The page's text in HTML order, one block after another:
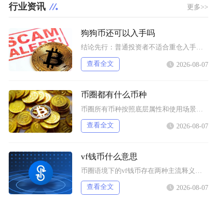
行业资讯 更多>>
狗狗币还可以入手吗
结论先行：普通投资者不适合重仓入手狗狗币，仅能拿出总资产极小比例做短期情绪博弈，长线持仓性
查看全文 2026-08-07
币圈都有什么币种
查看全文 2026-08-07
vf钱币什么意思
查看全文 2026-08-07